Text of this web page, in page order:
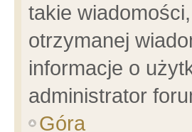
takie
otrzymanej
informacje o
administrator
Góra